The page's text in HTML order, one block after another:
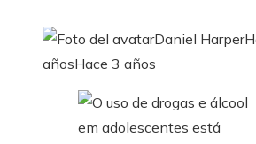
Daniel Harper
añosHace 3 años